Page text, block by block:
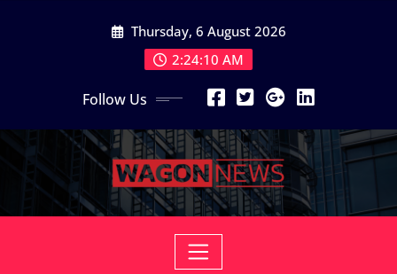
Thursday, 6 August 2026
2:24:12 AM
Follow Us